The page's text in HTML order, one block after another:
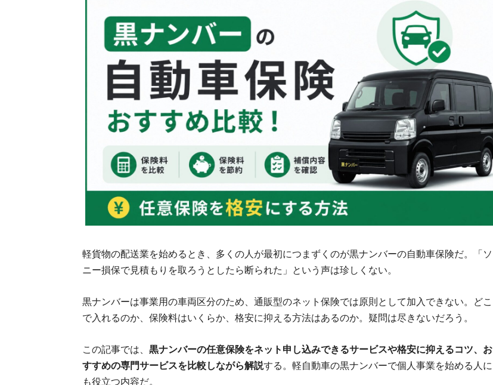
ラ
ボ
軽貨物の配送業を始めるとき、多くの人が最初につまずくのが黒ナンバーの自動車保険だ。「ソ
ニー損保で見積もりを取ろうとしたら断られた」という声は珍しくない。
黒ナンバーは事業用の車両区分のため、通販型のネット保険では原則として加入できない。どこ
で入れるのか、保険料はいくらか、格安に抑える方法はあるのか。疑問は尽きないだろう。
この記事では、 黒ナンバーの任意保険をネット申し込みできるサービスや格安に抑えるコツ、お
すすめの専門サービスを比較しながら解説する。軽自動車の黒ナンバーで個人事業を始める人に
も役立つ内容だ。